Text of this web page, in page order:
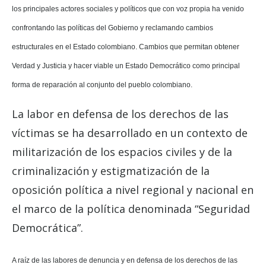
los principales actores sociales y políticos que con voz propia ha venido
confrontando las políticas del Gobierno y reclamando cambios
estructurales en el Estado colombiano. Cambios que permitan obtener
Verdad y Justicia y hacer viable un Estado Democrático como principal
forma de reparación al conjunto del pueblo colombiano.
La labor en defensa de los derechos de las
víctimas se ha desarrollado en un contexto de
militarización de los espacios civiles y de la
criminalización y estigmatización de la
oposición política a nivel regional y nacional en
el marco de la política denominada “Seguridad
Democrática”.
A raíz de las labores de denuncia y en defensa de los derechos de las